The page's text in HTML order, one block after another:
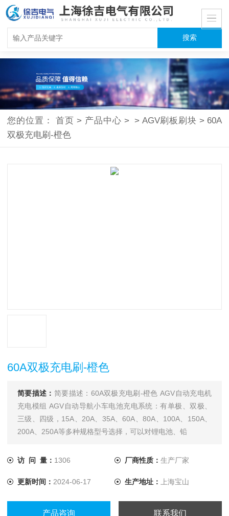
您的位置：首页 > 产品中心 > > AGV刷板刷块 > 60A
双极充电刷-橙色
60A双极充电刷-橙色
简要描述： 简要描述：60A双极充电刷-橙色 AGV自动充电机
充电模组 AGV自动导航小车电池充电系统：有单极、双极、
三级、四级，15A、20A、35A、60A、80A、100A、150A、
200A、250A等多种规格型号选择，可以对锂电池、铅
访 问 量： 1306 厂商性质： 生产厂家
更新时间： 2024-06-17 生产地址： 上海宝山
产品咨询 联系我们